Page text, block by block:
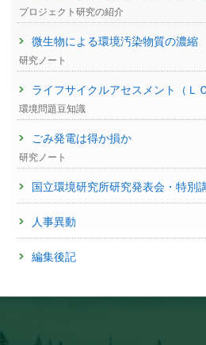
プロジェクト研究の紹介
微生物による環境汚染物質の濃縮
研究ノート
ライフサイクルアセスメント（ＬＣ
環境問題豆知識
ごみ発電は得か損か
研究ノート
国立環境研究所研究発表会・特別
人事異動
編集後記